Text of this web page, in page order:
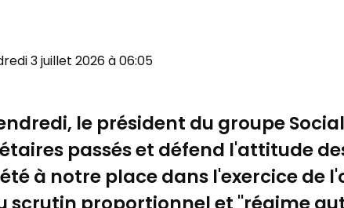
3 juillet 2026 à 06:05
le président du groupe
passés et défend l'attitude
à notre place dans l'exercice de